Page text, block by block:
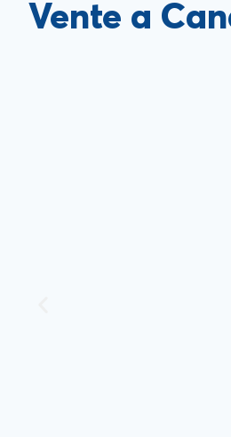
Vente a